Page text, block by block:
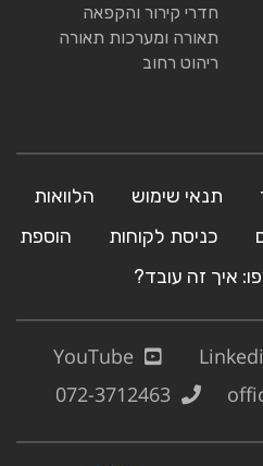
חדרי קירור והקפאה
תאורה ומערכות תאורה
ריהוט רחוב
תנאי שימוש
הלוואות
כניסת לקוחות
הוספת
איך זה עובד?